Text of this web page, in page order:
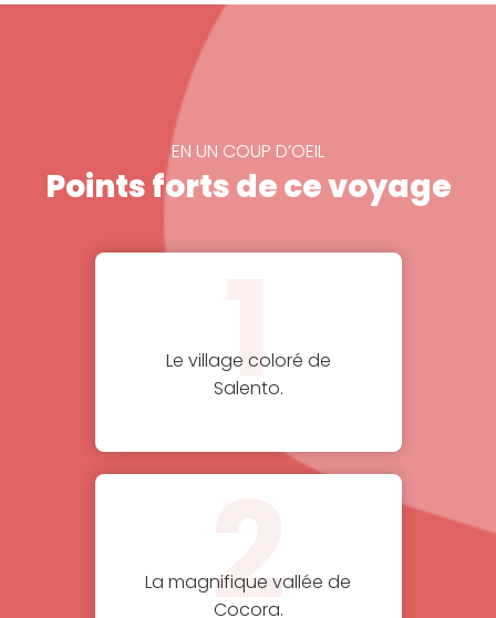
EN UN COUP D’OEIL
Points forts de ce voyage
1
Le village coloré de
Salento.
2
La magnifique vallée de
Cocora.